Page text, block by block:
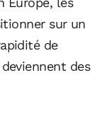
sur un
de
des